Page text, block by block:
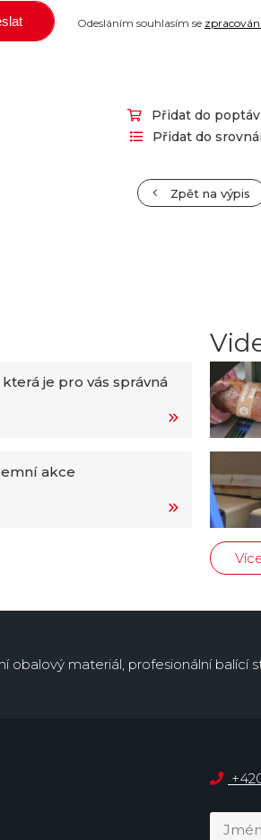
Odesláním souhlasím se
Přidat do
Přidat do
Zpět na výpis
která je pro vás správná
akce
obalový materiál, profesionální balící